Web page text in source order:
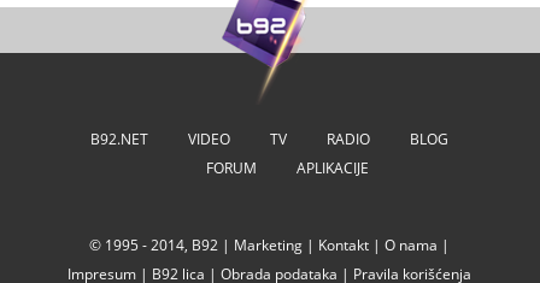
B92.NET VIDEO TV RADIO
BLOG
FORUM
APLIKACIJE
© 1995 - 2014, B92 | Marketing | Kontakt |O nama |
Impresum | B92 lica |Obrada podataka | Pravila korišćenja